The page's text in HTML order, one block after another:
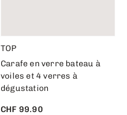
TOP
Carafe en verre bateau à
voiles et 4 verres à
dégustation
CHF 99.90